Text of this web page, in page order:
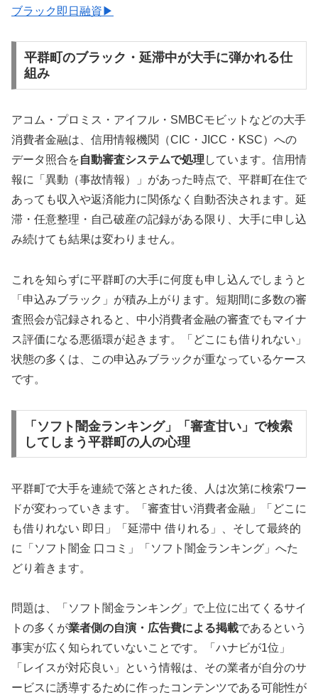
ブラック即日融資▶
平群町のブラック・延滞中が大手に弾かれる仕
組み
アコム・プロミス・アイフル・SMBCモビットなどの大手
消費者金融は、信用情報機関（CIC・JICC・KSC）への
データ照合を自動審査システムで処理 しています。信用情
報に「異動（事故情報）」があった時点で、平群町在住で
あっても収入や返済能力に関係なく自動否決されます。延
滞・任意整理・自己破産の記録がある限り、大手に申し込
み続けても結果は変わりません。
これを知らずに平群町の大手に何度も申し込んでしまうと
「申込みブラック」が積み上がります。短期間に多数の審
査照会が記録されると、中小消費者金融の審査でもマイナ
ス評価になる悪循環が起きます。「どこにも借りれない」
状態の多くは、この申込みブラックが重なっているケース
です。
「ソフト闇金ランキング」「審査甘い」で検索
してしまう平群町の人の心理
平群町で大手を連続で落とされた後、人は次第に検索ワー
ドが変わっていきます。「審査甘い消費者金融」「どこに
も借りれない 即日」「延滞中 借りれる」、そして最終的
に「ソフト闇金 口コミ」「ソフト闇金ランキング」へた
どり着きます。
問題は、「ソフト闇金ランキング」で上位に出てくるサイ
トの多くが業者側の自演・広告費による掲載であるという
事実が広く知られていないことです。「ハナビが1位」
「レイスが対応良い」という情報は、その業者が自分のサ
ービスに誘導するために作ったコンテンツである可能性が